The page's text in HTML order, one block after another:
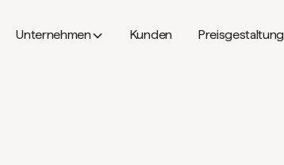
Unternehmen Kunden Preisgestaltung